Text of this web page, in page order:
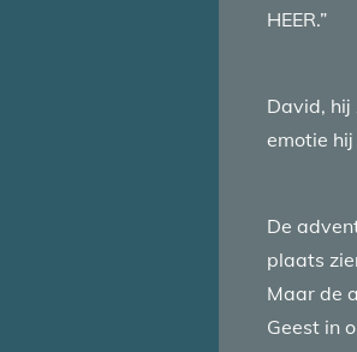
HEER.”
David, hij
emotie
De
plaats
Maar de
Geest in